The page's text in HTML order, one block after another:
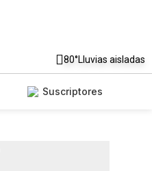
80°Lluvias aisladas
Suscriptores